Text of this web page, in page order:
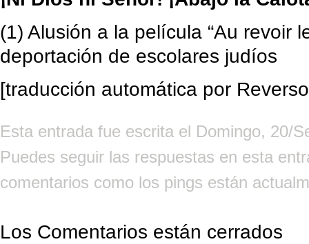
(1) Alusión a la película “Au revoir
deportación de escolares judíos
[traducción automática por
Esta entrada fue escrita el Domingo, 20/
Puedes seguir las respuestas en esta
comentarios como los pings están
Los Comentarios están cerrados